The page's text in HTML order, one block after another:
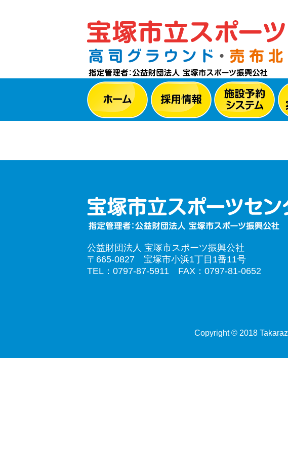
公益財団法人 宝塚市スポーツ振興公社
〒665-0827 宝塚市小浜1丁目1番11号
TEL：0797-87-5911 FAX：0797-81-0652
Copyright © 2018